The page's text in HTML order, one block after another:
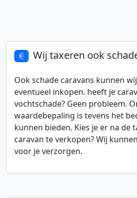
Wij taxeren ook
Ook schade caravans kunnen
eventueel inkopen. heeft je
vochtschade? Geen probleem.
waardebepaling is tevens het
kunnen bieden. Kies je er na de
caravan te verkopen? Wij
voor je verzorgen.